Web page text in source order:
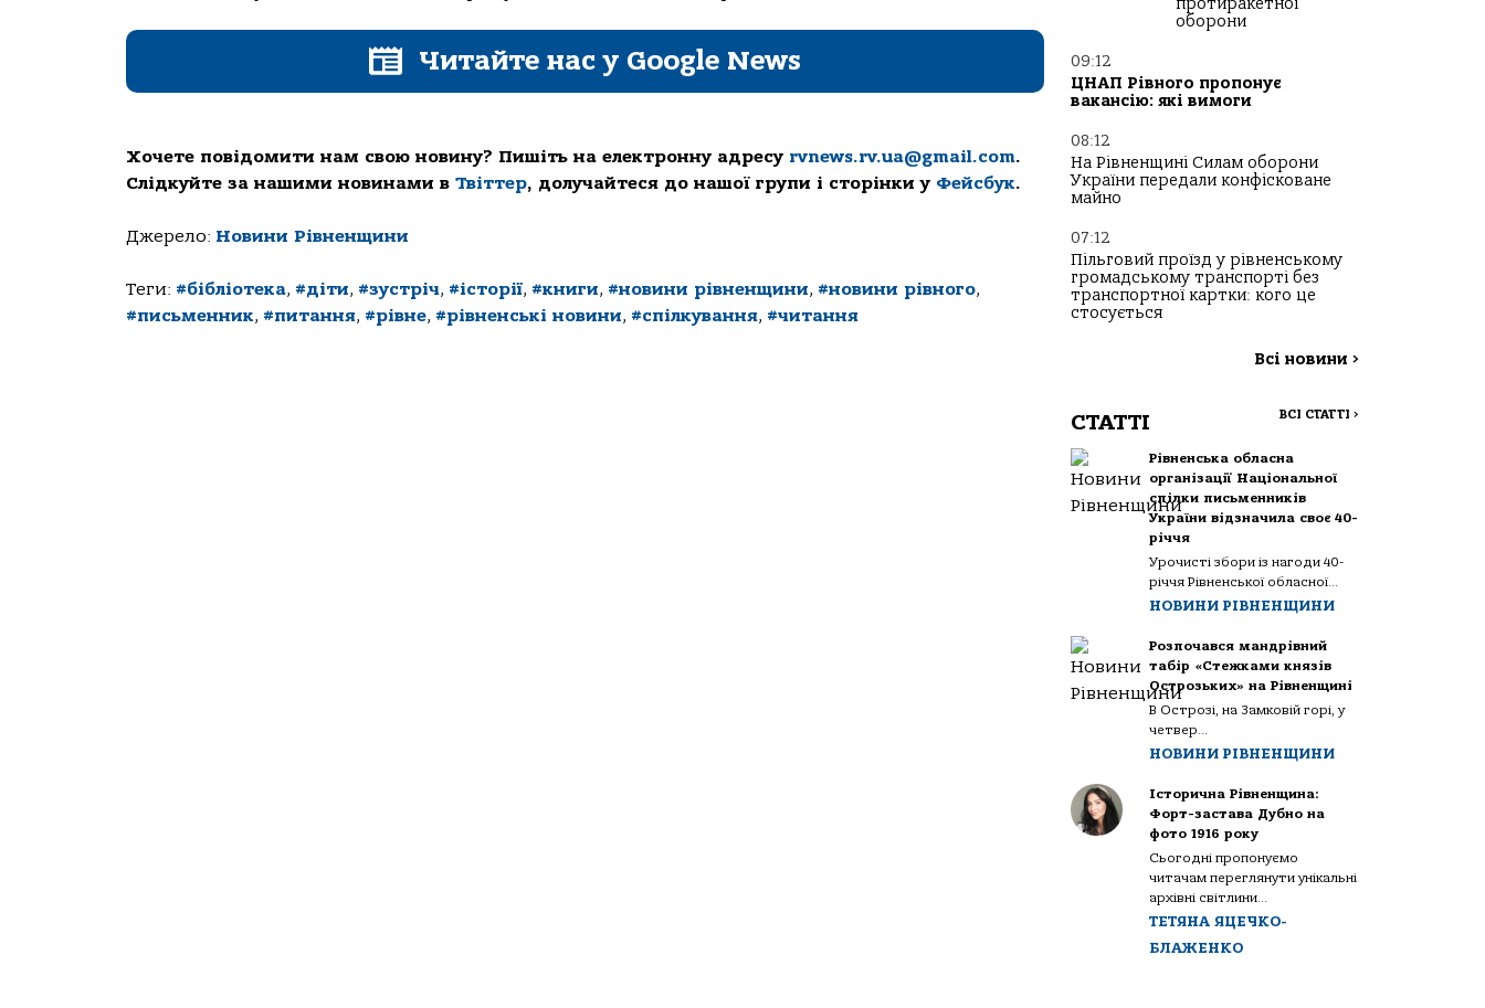
Читайте нас у Google News
Хочете повідомити нам свою новину? Пишіть на електронну адресу rvnews.rv.ua@gmail.com.
Слідкуйте за нашими новинами в Твіттер, долучайтеся до нашої групи і сторінки у Фейсбук.
Джерело: Новини Рівненщини
Теги: #бібліотека, #діти, #зустріч, #історії, #книги, #новини рівненщини, #новини рівного,
#письменник, #питання, #рівне, #рівненські новини, #спілкування, #читання
протиракетної
оборони
09:12
ЦНАП Рівного пропонує
вакансію: які вимоги
08:12
На Рівненщині Силам оборони
України передали конфісковане
майно
07:12
Пільговий проїзд у рівненському
громадському транспорті без
транспортної картки: кого це
стосується
Всі новини >
СТАТТІ ВСІ СТАТТІ >
Рівненська обласна
організації Національної
спілки письменників
України відзначила своє 40-
річчя
Урочисті збори із нагоди 40-
річчя Рівненської обласної...
НОВИНИ РІВНЕНЩИНИ
Розпочався мандрівний
табір «Стежками князів
Острозьких» на Рівненщині
В Острозі, на Замковій горі, у
четвер...
НОВИНИ РІВНЕНЩИНИ
Історична Рівненщина:
Форт-застава Дубно на
фото 1916 року
Сьогодні пропонуємо
читачам переглянути унікальні
архівні світлини...
ТЕТЯНА ЯЦЕЧКО-
БЛАЖЕНКО